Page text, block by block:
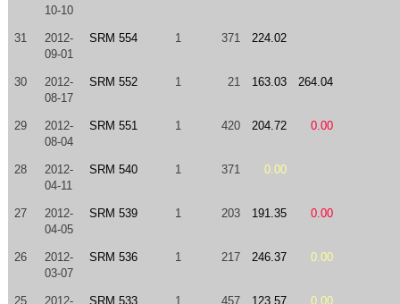
10-10
31
2012-
09-01
SRM 554 1 371 224.02
30
2012-
08-17
SRM 552 1 21 163.03 264.04
29
2012-
08-04
SRM 551 1 420 204.72 0.00
28
2012-
04-11
SRM 540 1 371 0.00
27
2012-
04-05
SRM 539 1 203 191.35 0.00
26
2012-
03-07
SRM 536 1 217 246.37 0.00
25
2012-
SRM 533 1 457 123.57 0.00